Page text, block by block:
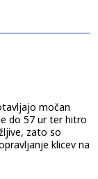
močan
do 57 ur ter hitro
zato so
klicev na